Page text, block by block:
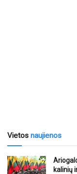
Vietos naujienos
kalinių